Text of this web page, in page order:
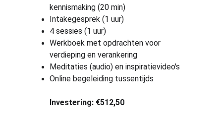
kennismaking (20 min)
Intakegesprek (1 uur)
4 sessies (1 uur)
Werkboek met opdrachten voor
verdieping en verankering
Meditaties (audio) en inspiratievideo's
Online begeleiding tussentijds
Investering: €512,50